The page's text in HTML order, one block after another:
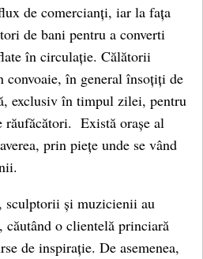
de comercianți, iar la fața
de bani pentru a converti
în circulație. Călătorii
convoaie, în general însoțiți de
exclusiv în timpul zilei, pentru
răufăcători. Există orașe al
prin piețe unde se vând
și muzicienii au
o clientelă princiară
de inspirație. De asemenea,